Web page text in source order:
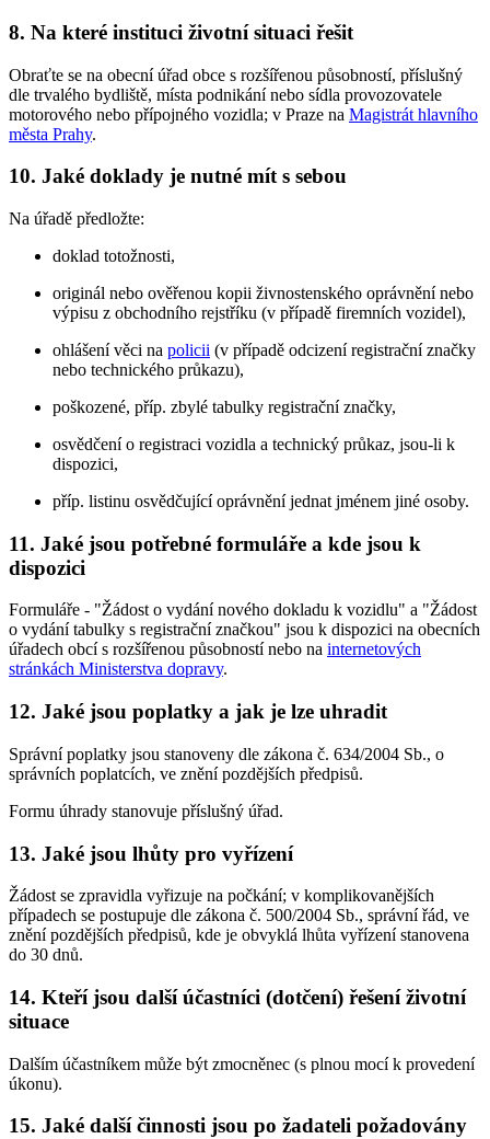
8. Na které instituci životní situaci řešit
Obraťte se na obecní úřad obce s rozšířenou působností, příslušný
dle trvalého bydliště, místa podnikání nebo sídla provozovatele
motorového nebo přípojného vozidla; v Praze na Magistrát hlavního
města Prahy.
10. Jaké doklady je nutné mít s sebou
Na úřadě předložte:
doklad totožnosti,
originál nebo ověřenou kopii živnostenského oprávnění nebo
výpisu z obchodního rejstříku (v případě firemních vozidel),
ohlášení věci na policii (v případě odcizení registrační značky
nebo technického průkazu),
poškozené, příp. zbylé tabulky registrační značky,
osvědčení o registraci vozidla a technický průkaz, jsou-li k
dispozici,
příp. listinu osvědčující oprávnění jednat jménem jiné osoby.
11. Jaké jsou potřebné formuláře a kde jsou k
dispozici
Formuláře - "Žádost o vydání nového dokladu k vozidlu" a "Žádost
o vydání tabulky s registrační značkou" jsou k dispozici na obecních
úřadech obcí s rozšířenou působností nebo na internetových
stránkách Ministerstva dopravy.
12. Jaké jsou poplatky a jak je lze uhradit
Správní poplatky jsou stanoveny dle zákona č. 634/2004 Sb., o
správních poplatcích, ve znění pozdějších předpisů.
Formu úhrady stanovuje příslušný úřad.
13. Jaké jsou lhůty pro vyřízení
Žádost se zpravidla vyřizuje na počkání; v komplikovanějších
případech se postupuje dle zákona č. 500/2004 Sb., správní řád, ve
znění pozdějších předpisů, kde je obvyklá lhůta vyřízení stanovena
do 30 dnů.
14. Kteří jsou další účastníci (dotčení) řešení životní
situace
Dalším účastníkem může být zmocněnec (s plnou mocí k provedení
úkonu).
15. Jaké další činnosti jsou po žadateli požadovány